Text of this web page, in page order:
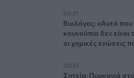
00:31
Βιολόγος: «Αυτό
κουνούπια δεν είναι
οι χημικές ενώσεις
00:31
Σητεία: Πυρκαγιά